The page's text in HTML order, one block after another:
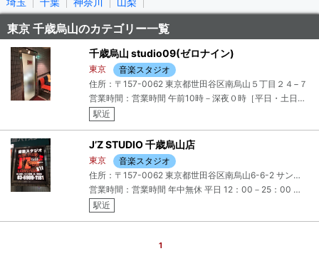
東京 千歳烏山のカテゴリー一覧
千歳烏山 studio09(ゼロナイン)
東京
音楽スタジオ
住所：〒157-0062 東京都世田谷区南烏山５丁目２４−７
営業時間：営業時間 午前10時－深夜０時［平日・土日祝］
駅近
J’Z STUDIO 千歳烏山店
東京
音楽スタジオ
住所：〒157-0062 東京都世田谷区南烏山6-6-2 サンマルシェビルB１F
営業時間：営業時間 年中無休 平日 12：00－25：00 土 10：00－25：00 日祝 10：00－23：00 ※ただし次の日が休日の場合は25時まで
駅近
1